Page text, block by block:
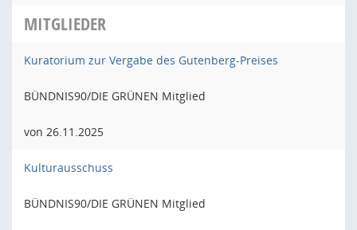
MITGLIEDER
Kuratorium zur Vergabe des Gutenberg-Preises
BÜNDNIS90/DIE GRÜNEN Mitglied
von 26.11.2025
Kulturausschuss
BÜNDNIS90/DIE GRÜNEN Mitglied